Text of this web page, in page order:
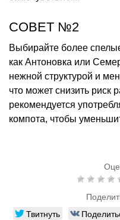
СОВЕТ №2
Выбирайте более
как Антоновка или
нежной структурой и
что может снизить риск
рекомендуется
компота, чтобы
Твитнуть